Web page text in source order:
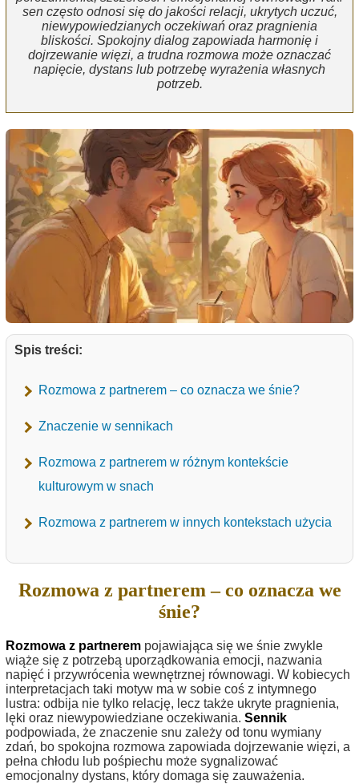
sen często odnosi się do jakości relacji, ukrytych uczuć,
niewypowiedzianych oczekiwań oraz pragnienia
bliskości. Spokojny dialog zapowiada harmonię i
dojrzewanie więzi, a trudna rozmowa może oznaczać
napięcie, dystans lub potrzebę wyrażenia własnych
potrzeb.
Spis treści:
Rozmowa z partnerem – co oznacza we śnie?
Znaczenie w sennikach
Rozmowa z partnerem w różnym kontekście
kulturowym w snach
Rozmowa z partnerem w innych kontekstach użycia
Rozmowa z partnerem – co oznacza we
śnie?
Rozmowa z partnerem pojawiająca się we śnie zwykle
wiąże się z potrzebą uporządkowania emocji, nazwania
napięć i przywrócenia wewnętrznej równowagi. W kobiecych
interpretacjach taki motyw ma w sobie coś z intymnego
lustra: odbija nie tylko relację, lecz także ukryte pragnienia,
lęki oraz niewypowiedziane oczekiwania. Sennik
podpowiada, że znaczenie snu zależy od tonu wymiany
zdań, bo spokojna rozmowa zapowiada dojrzewanie więzi, a
pełna chłodu lub pośpiechu może sygnalizować
emocjonalny dystans, który domaga się zauważenia.